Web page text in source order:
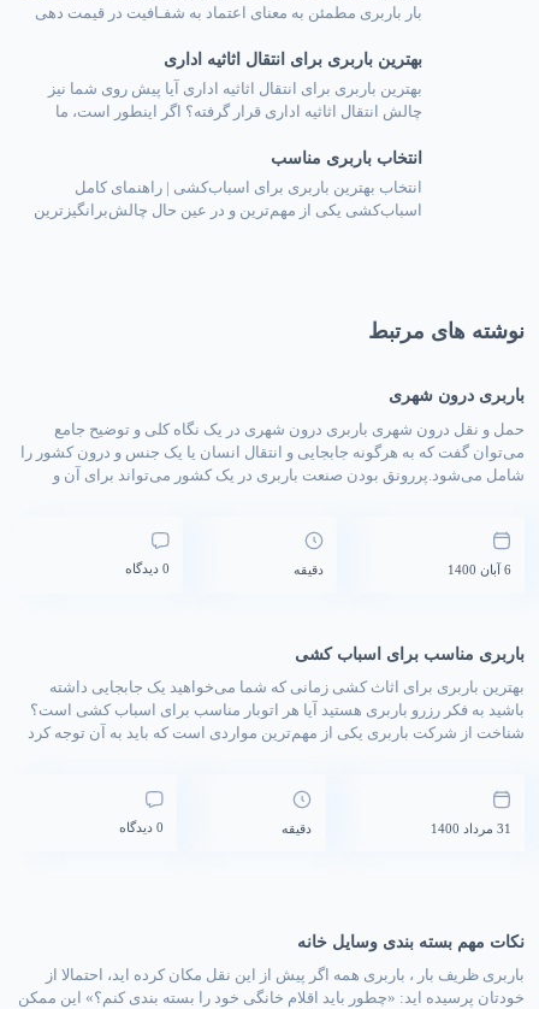
بار باربری مطمئن به معنای اعتماد به شفـافیت در قیمت دهی
ظریف بار در استعلام قیمت باربری، و مزایای شفافیت برای
مشتریان آشنا می‌شوید. شفافیت قیمتی و اعتماد مشتریان در
بازار باربری تهران، شفافیت […]
بهترین باربری برای انتقال اثاثیه اداری
بهترین باربری برای انتقال اثاثیه اداری آیا پیش روی شما نیز
چالش انتقال اثاثیه اداری قرار گرفته؟ اگر اینطور است، ما
پیچیده‌تر از تصور شما می‌شود. از جمله مشکلاتی که ممکن
است با آن روبرو شوید، می‌توان به خطرات مرتبط با حمل […]
انتخاب باربری مناسب
انتخاب بهترین باربری برای اسباب‌کشی | راهنمای کامل
اسباب‌کشی یکی از مهم‌ترین و در عین حال چالش‌برانگیزترین
نوشته های مرتبط
باربری درون شهری
حمل و نقل درون شهری باربری درون‌ شهری در یک نگاه کلی و توضیح جامع
می‌توان گفت که به هرگونه جابجایی و انتقال انسان یا یک جنس و درون کشور را
شامل می‌شود.پررونق بودن صنعت باربری در یک کشور می‌تواند برای آن و
6 آبان 1400 دقیقه 0 دیدگاه
باربری مناسب برای اسباب کشی
بهترین باربری برای اثاث کشی زمانی که شما می‌خواهید یک جابجایی داشته
باشید به فکر رزرو باربری هستید آیا هر اتوبار مناسب برای اسباب کشی است؟
شناخت از شرکت باربری یکی از مهم‌ترین مواردی است که باید به آن توجه کرد
31 مرداد 1400 دقیقه 0 دیدگاه
نکات مهم بسته بندی وسایل خانه
باربری ظریف بار ، باربری همه اگر پیش از این نقل مکان کرده اید، احتمالا از
خودتان پرسیده اید: «چطور باید اقلام خانگی خود را بسته بندی کنم؟» این ممکن